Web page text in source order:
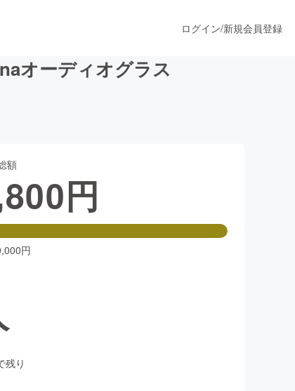
ファッション
ログイン/新規会員登録
オーディオグラス
額
円
円
残り